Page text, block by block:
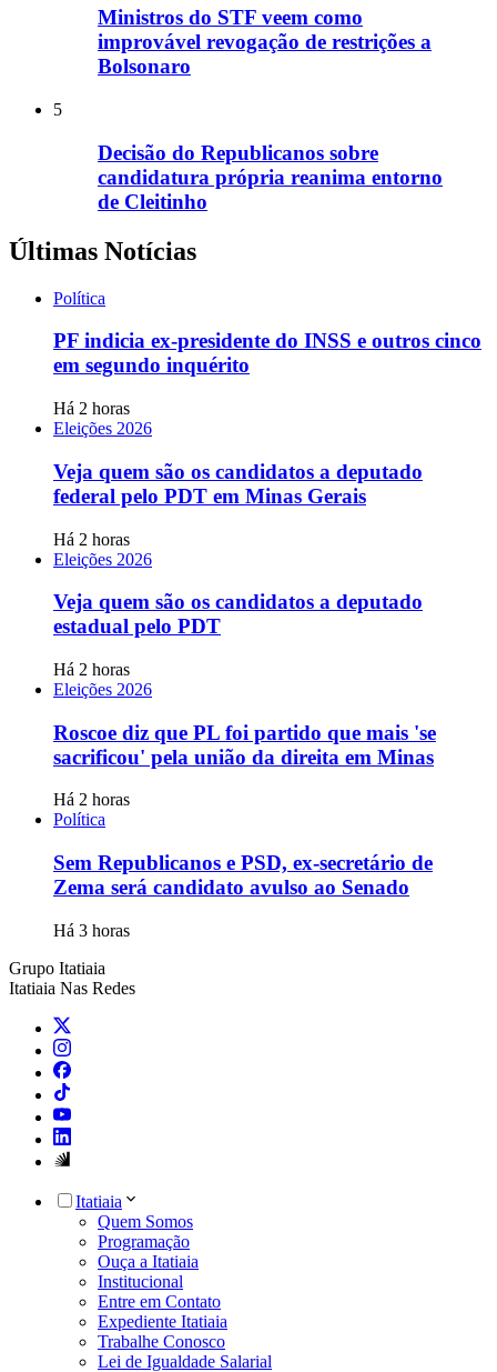
Ministros do STF veem como
improvável revogação de restrições a
Bolsonaro
5
Decisão do Republicanos sobre
candidatura própria reanima entorno
de Cleitinho
Últimas Notícias
Política
PF indicia ex-presidente do INSS e outros cinco
em segundo inquérito
Há 2 horas
Eleições 2026
Veja quem são os candidatos a deputado
federal pelo PDT em Minas Gerais
Há 2 horas
Eleições 2026
Veja quem são os candidatos a deputado
estadual pelo PDT
Há 2 horas
Eleições 2026
Roscoe diz que PL foi partido que mais 'se
sacrificou' pela união da direita em Minas
Há 2 horas
Política
Sem Republicanos e PSD, ex-secretário de
Zema será candidato avulso ao Senado
Há 3 horas
Grupo Itatiaia
Itatiaia Nas Redes
Itatiaia
Quem Somos
Programação
Ouça a Itatiaia
Institucional
Entre em Contato
Expediente Itatiaia
Trabalhe Conosco
Lei de Igualdade Salarial